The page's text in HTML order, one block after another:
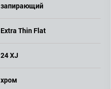
запирающий
Extra Thin Flat
24 XJ
хром